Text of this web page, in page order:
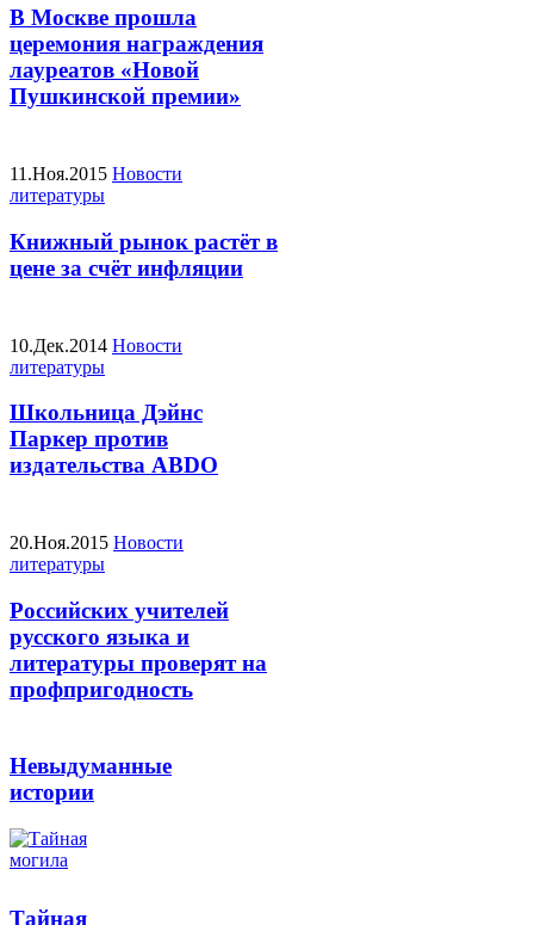
В Москве прошла
церемония награждения
лауреатов «Новой
Пушкинской премии»
11.Ноя.2015 Новости
литературы
Книжный рынок растёт в
цене за счёт инфляции
10.Дек.2014 Новости
литературы
Школьница Дэйнс
Паркер против
издательства ABDO
20.Ноя.2015 Новости
литературы
Российских учителей
русского языка и
литературы проверят на
профпригодность
Невыдуманные
истории
Тайная